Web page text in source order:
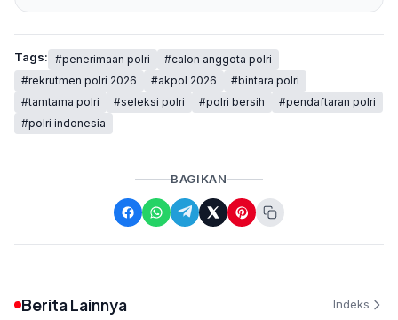
Tags: #penerimaan polri
#calon anggota polri
#rekrutmen polri 2026
#akpol 2026
#bintara polri
#tamtama polri
#seleksi polri #polri bersih
#pendaftaran polri
#polri indonesia
BAGIKAN
Berita Lainnya Indeks